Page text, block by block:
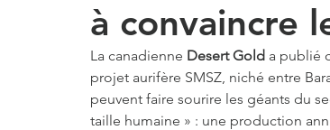
à convaincre
La canadienne Desert Gold a publié
projet aurifère SMSZ, niché entre
peuvent faire sourire les géants du
taille humaine » : une production